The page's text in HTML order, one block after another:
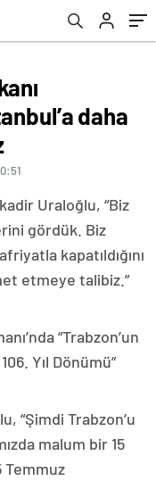
daha
Uraloğlu, “Biz
gördük. Biz
kapatıldığını
etmeye talibiz.”
“Trabzon’un
Yıl Dönümü”
“Şimdi Trabzon’u
malum bir 15
Temmuz